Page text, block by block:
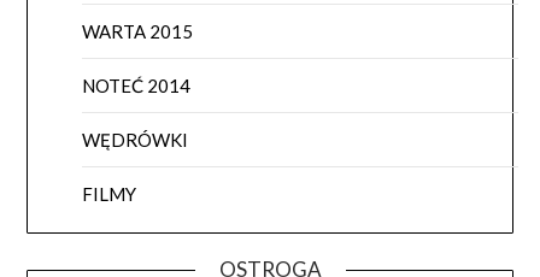
WARTA 2015
NOTEĆ 2014
WĘDRÓWKI
FILMY
OSTROGA